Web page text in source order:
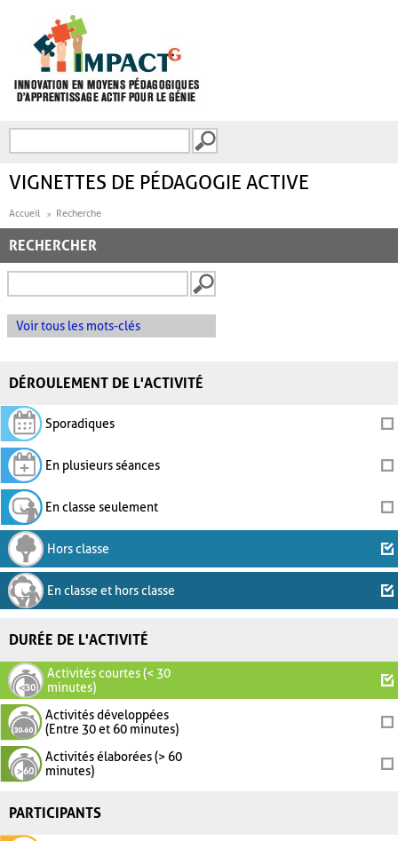
FORMULAIRE DE
VIGNETTES DE PÉDAGOGIE ACTIVE
Accueil Recherche
RECHERCHER
Voir tous les mots-clés
DÉROULEMENT DE L'ACTIVITÉ
Sporadiques
En plusieurs séances
En classe seulement
Hors classe
En classe et hors classe
DURÉE DE L'ACTIVITÉ
Activités courtes (< 30
minutes)
Activités développées
(Entre 30 et 60 minutes)
Activités élaborées (> 60
minutes)
PARTICIPANTS